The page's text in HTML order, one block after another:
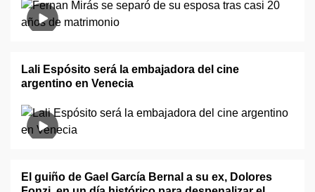
Lali Espósito será la embajadora del cine
argentino en Venecia
El guiño de Gael García Bernal a su ex, Dolores